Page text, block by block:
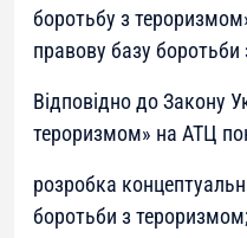
боротьбу з
правову базу
Відповідно до Закону
тероризмом» на АТЦ
розробка
боротьби з тероризмом;